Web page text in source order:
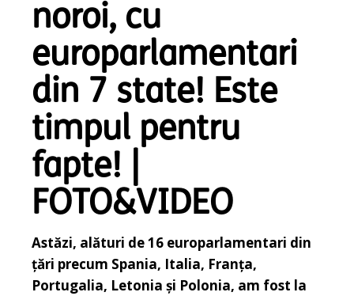
noroi, cu
europarlamentari
din 7 state! Este
timpul pentru
fapte! |
FOTO&VIDEO
Astăzi, alături de 16 europarlamentari din
țări precum Spania, Italia, Franța,
Portugalia, Letonia și Polonia, am fost la